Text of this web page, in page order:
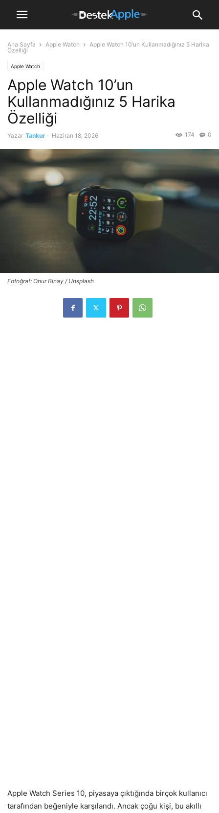
Ana Sayfa Apple Watch
Apple Watch 10’un Kullanmadığınız 5 Harika
Özelliği
Apple Watch
Apple Watch 10’un
Kullanmadığınız 5 Harika
Özelliği
Yazar Tankur - Haziran 18, 2026 0
174
Fotoğraf: Onur Binay / Unsplash
Apple Watch Series 10, piyasaya çıktığında birçok kullanıcı
tarafından beğeniyle karşılandı. Ancak çoğu kişi, bu akıllı